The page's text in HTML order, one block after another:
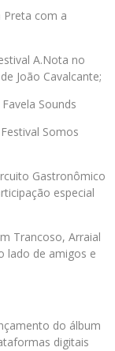
Preta com a
A.Nota no
João Cavalcante;
Sounds
Somos
Gastronômico
especial
Trancoso, Arraial
lado de amigos e
do álbum
digitais